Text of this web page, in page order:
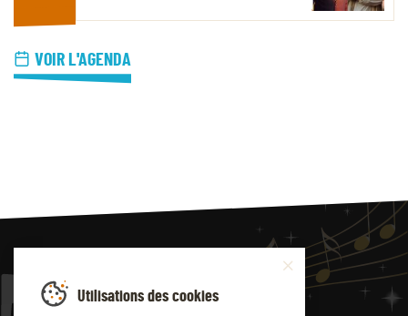
VOIR L'AGENDA
JAZZ4
Utilisations des cookies